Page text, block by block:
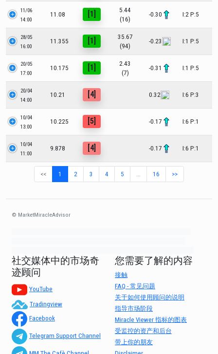
11/06
14:00
11.08 [1]
5.44
(16)
-0.30 I:2 P:5
28/05
16:00
11.355 [1]
35.67
(94)
-0.23 I:1 P:5
20/05
17:00
10.175 [1]
2.43
(7)
-0.31 I:1 P:5
20/04
14:00
10.21 [4] 0.32 I:6 P:3
10/04
13:00
10.225 [5] -0.17 I:6 P:1
10/04
11:00
9.878 [4] -0.17 I:6 P:1
<< 1 2 3 4 5 16 >>
© MarketMiracleAdvisor
社交媒体中的市场奇
迹顾问
YouTube
Tradingview
Facebook
Telegram Support Channel
您需要了解的内容
接触
FAQ - 常见问题
关于如何使用顾问的说明
指导市场阶段
Miracle Viewer 指标的图表
受监控的资产和后台
带上你的朋友